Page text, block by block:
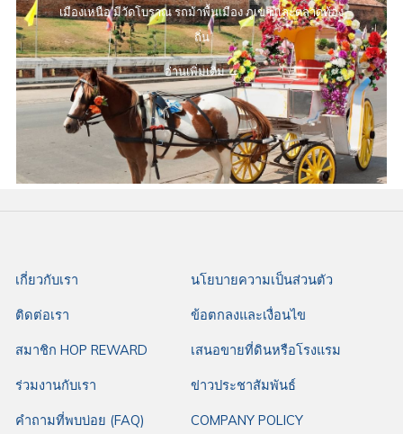
เมืองเหนือ มีวัดโบราณ รถม้าพื้นเมือง ภูเขา และตลาดท้อง
ถิ่น
อ่านเพิ่มเติม
เกี่ยวกับเรา นโยบายความเป็นส่วนตัว
ติดต่อเรา ข้อตกลงและเงื่อนไข
สมาชิก HOP REWARD เสนอขายที่ดินหรือโรงแรม
ร่วมงานกับเรา ข่าวประชาสัมพันธ์
คำถามที่พบบ่อย (FAQ) COMPANY POLICY